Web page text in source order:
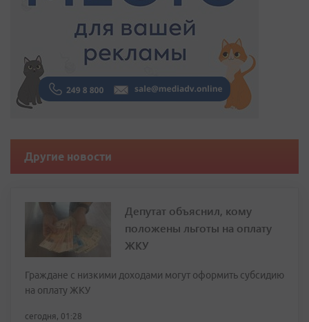
Другие новости
Депутат объяснил, кому
положены льготы на оплату
ЖКУ
Граждане с низкими доходами могут оформить субсидию
на оплату ЖКУ
сегодня, 01:28